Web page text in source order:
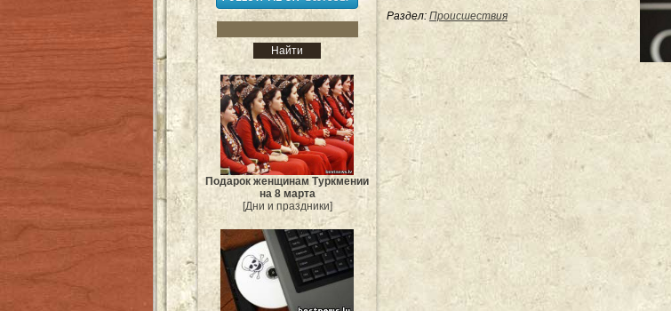
Подарок женщинам Туркмении
на 8 марта
[Дни и праздники]
Раздел: Происшествия